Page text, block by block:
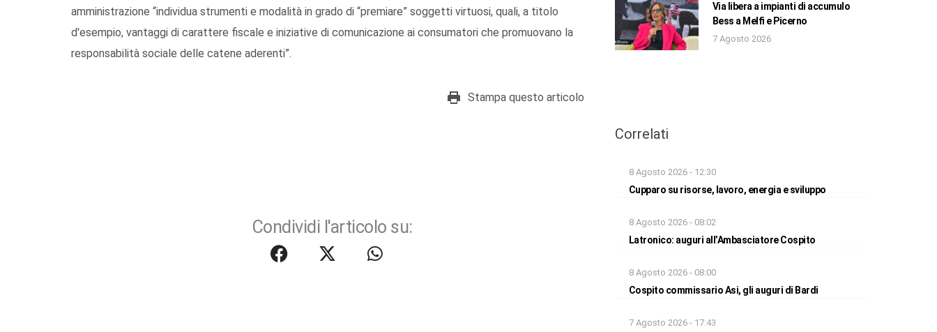
amministrazione “individua strumenti e modalità in grado di “premiare” soggetti virtuosi, quali, a titolo
d'esempio, vantaggi di carattere fiscale e iniziative di comunicazione ai consumatori che promuovano la
responsabilità sociale delle catene aderenti”.
Stampa questo articolo
Condividi l'articolo su:
Via libera a impianti di accumulo
Bess a Melfi e Picerno
7 Agosto 2026
Correlati
8 Agosto 2026 - 12:30
Cupparo su risorse, lavoro, energia e sviluppo
8 Agosto 2026 - 08:02
Latronico: auguri all’Ambasciatore Cospito
8 Agosto 2026 - 08:00
Cospito commissario Asi, gli auguri di Bardi
7 Agosto 2026 - 17:43